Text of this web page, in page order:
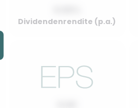
Dividendenrendite (p.a.)